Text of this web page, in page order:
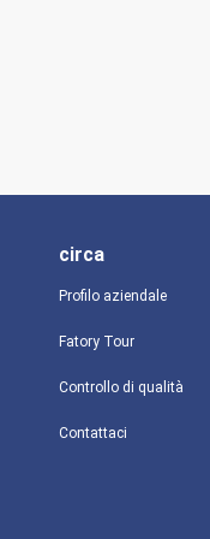
circa
Profilo aziendale
Fatory Tour
Controllo di qualità
Contattaci